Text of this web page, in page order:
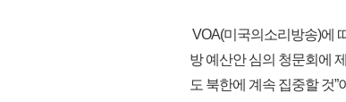
VOA(미국의소리방송)에
방 예산안 심의 청문회에
도 북한에 계속 집중할 것